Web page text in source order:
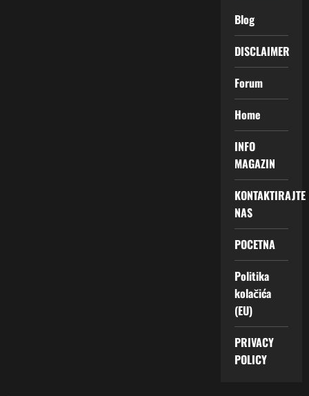
Blog
DISCLAIMER
Forum
Home
INFO
MAGAZIN
KONTAKTIRAJTE
NAS
POCETNA
Politika
kolačića
(EU)
PRIVACY
POLICY